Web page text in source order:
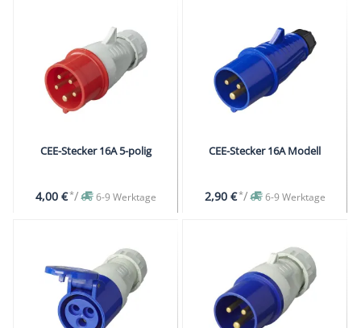
CEE-Stecker 16A 5-polig
4,00 €*/ 6-9 Werktage
CEE-Stecker 16A Modell
2,90 €*/ 6-9 Werktage